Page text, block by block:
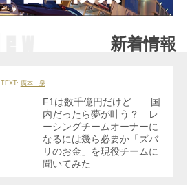
新着情報
TEXT: 廣本 泉
F1は数千億円だけど……国
内だったら夢が叶う？ レ
ーシングチームオーナーに
なるには幾ら必要か「ズバ
リのお金」を現役チームに
聞いてみた